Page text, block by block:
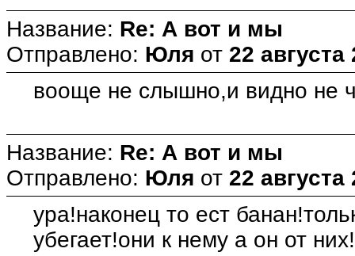
Название: Re: А вот и мы
Отправлено: Юля от 22
вооще не слышно,и видно не
Название: Re: А вот и мы
Отправлено: Юля от 22
ура!наконец то ест
убегает!они к нему а он от них!